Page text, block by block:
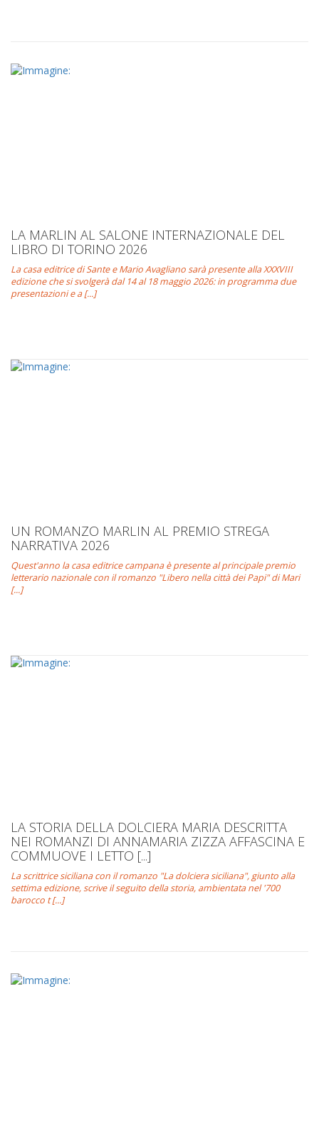
LA MARLIN AL SALONE INTERNAZIONALE DEL
LIBRO DI TORINO 2026
La casa editrice di Sante e Mario Avagliano sarà presente alla XXXVIII
edizione che si svolgerà dal 14 al 18 maggio 2026: in programma due
presentazioni e a [...]
UN ROMANZO MARLIN AL PREMIO STREGA
NARRATIVA 2026
Quest'anno la casa editrice campana è presente al principale premio
letterario nazionale con il romanzo "Libero nella città dei Papi" di Mari
[...]
LA STORIA DELLA DOLCIERA MARIA DESCRITTA
NEI ROMANZI DI ANNAMARIA ZIZZA AFFASCINA E
COMMUOVE I LETTO [...]
La scrittrice siciliana con il romanzo "La dolciera siciliana", giunto alla
settima edizione, scrive il seguito della storia, ambientata nel '700
barocco t [...]